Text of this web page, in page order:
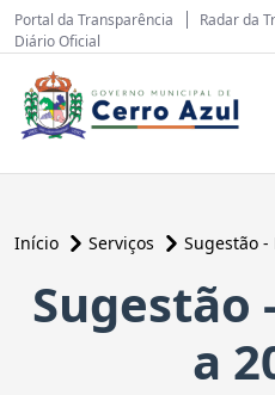
Portal da Transparência Radar da
Diário Oficial
Início Serviços Sugestão -
Sugestão
a